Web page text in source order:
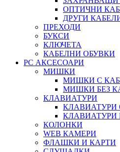
ОПТИЧНИ
ДРУГИ
ПРЕХОДИ
БУКСИ
КЛЮЧЕТА
КАБЕЛНИ ОБУВКИ
PC АКСЕСОАРИ
МИШКИ
МИШКИ С
МИШКИ БЕЗ
КЛАВИАТУРИ
КЛАВИАТУРИ
КЛАВИАТУРИ
КОЛОНКИ
WEB КАМЕРИ
ФЛАШКИ И КАРТИ